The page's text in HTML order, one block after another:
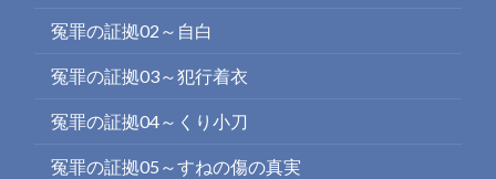
冤罪の証拠02～自白
冤罪の証拠03～犯行着衣
冤罪の証拠04～くり小刀
冤罪の証拠05～すねの傷の真実